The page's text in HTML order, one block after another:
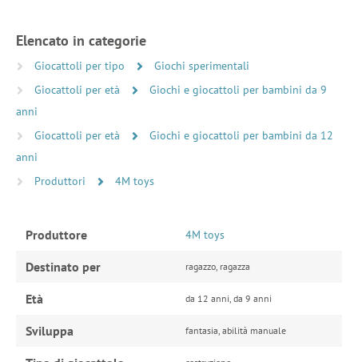
Elencato in categorie
Giocattoli per tipo
Giochi sperimentali
Giocattoli per età
Giochi e giocattoli per bambini da 9
anni
Giocattoli per età
Giochi e giocattoli per bambini da 12
anni
Produttori
4M toys
Produttore 4M toys
Destinato per ragazzo, ragazza
Età da 12 anni, da 9 anni
Sviluppa fantasia, abilità manuale